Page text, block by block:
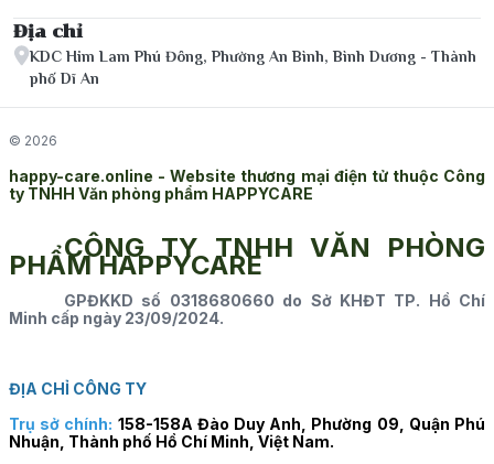
Địa chỉ
KDC Him Lam Phú Đông, Phường An Bình, Bình Dương - Thành
phố Dĩ An
© 2026
happy-care.online - Website thương mại điện tử thuộc Công
ty TNHH Văn phòng phẩm HAPPYCARE
CÔNG TY TNHH VĂN PHÒNG
PHẨM HAPPYCARE
GPĐKKD số 0318680660 do Sở KHĐT TP. Hồ Chí
Minh cấp ngày 23/09/2024.
ĐỊA CHỈ CÔNG TY
Trụ sở chính: 158-158A Đào Duy Anh, Phường 09, Quận Phú
Nhuận, Thành phố Hồ Chí Minh, Việt Nam.